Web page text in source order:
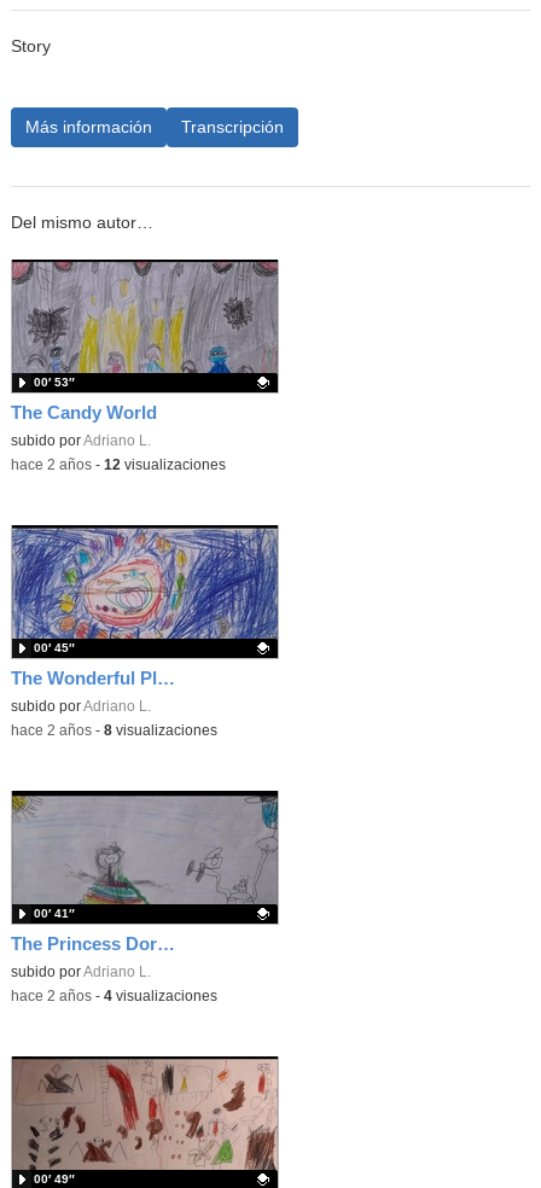
Story
Más información Transcripción
Del mismo autor…
The Candy World
Contenido educativo.
subido porAdriano L.
00′ 53″
-hace 2 años- 12 visualizaciones
The Wonderful Planet
Contenido educativo.
subido porAdriano L.
00′ 45″
-hace 2 años- 8visualizaciones
The Princess Dorothy
Contenido educativo.
subido porAdriano L.
00′ 41″
-hace 2 años- 4visualizaciones
00′ 49″